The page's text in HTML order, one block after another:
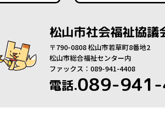
松山市社会福祉協議
〒790-0808 松山市若草町8番地2
松山市総合福祉センター内
ファックス：089-941-4408
電話.089-